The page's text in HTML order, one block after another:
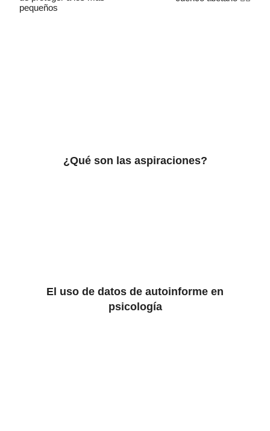
pequeños
¿Qué son las aspiraciones?
El uso de datos de autoinforme en
psicología